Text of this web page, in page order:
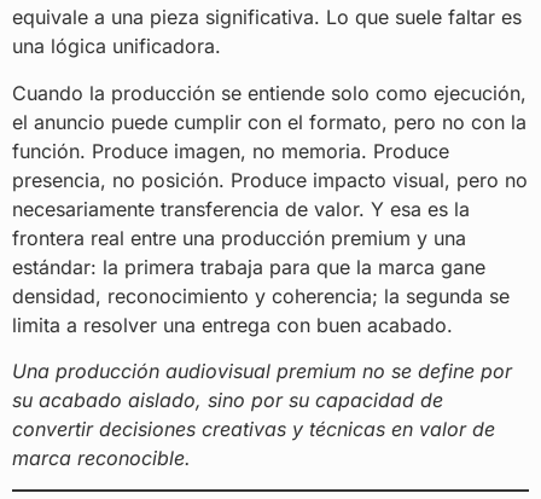
equivale a una pieza significativa. Lo que suele faltar es
una lógica unificadora.
Cuando la producción se entiende solo como ejecución,
el anuncio puede cumplir con el formato, pero no con la
función. Produce imagen, no memoria. Produce
presencia, no posición. Produce impacto visual, pero no
necesariamente transferencia de valor. Y esa es la
frontera real entre una producción premium y una
estándar: la primera trabaja para que la marca gane
densidad, reconocimiento y coherencia; la segunda se
limita a resolver una entrega con buen acabado.
Una producción audiovisual premium no se define por
su acabado aislado, sino por su capacidad de
convertir decisiones creativas y técnicas en valor de
marca reconocible.